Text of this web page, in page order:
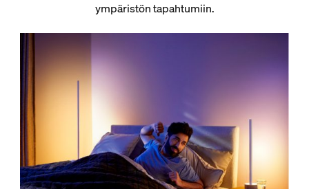
ympäristön tapahtumiin.